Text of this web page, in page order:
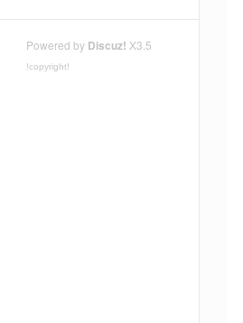
Powered by Discuz! X3.5
!copyright!